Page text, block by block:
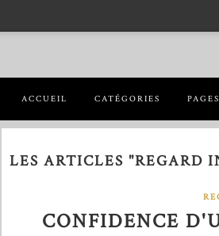
ACCUEIL CATÉGORIES PAGES
LES ARTICLES "REGARD
CONFIDENCE